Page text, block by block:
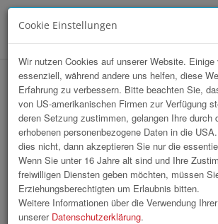
Sportunion OÖ /
2026
Cookie Einstellungen
Wir nutzen Cookies auf unserer Website.
essenziell, während andere uns helfen, diese
Erfahrung zu verbessern. Bitte beachten Sie,
von US-amerikanischen Firmen zur Verfügung
deren Setzung zustimmen, gelangen Ihre durch
erhobenen personenbezogene Daten in die
dies nicht, dann akzeptieren Sie nur die
Wenn Sie unter 16 Jahre alt sind und Ihre
freiwilligen Diensten geben möchten, müssen
Erziehungsberechtigten um Erlaubnis bitten.
Weitere Informationen über die Verwendung
unserer Datenschutzerklärung.